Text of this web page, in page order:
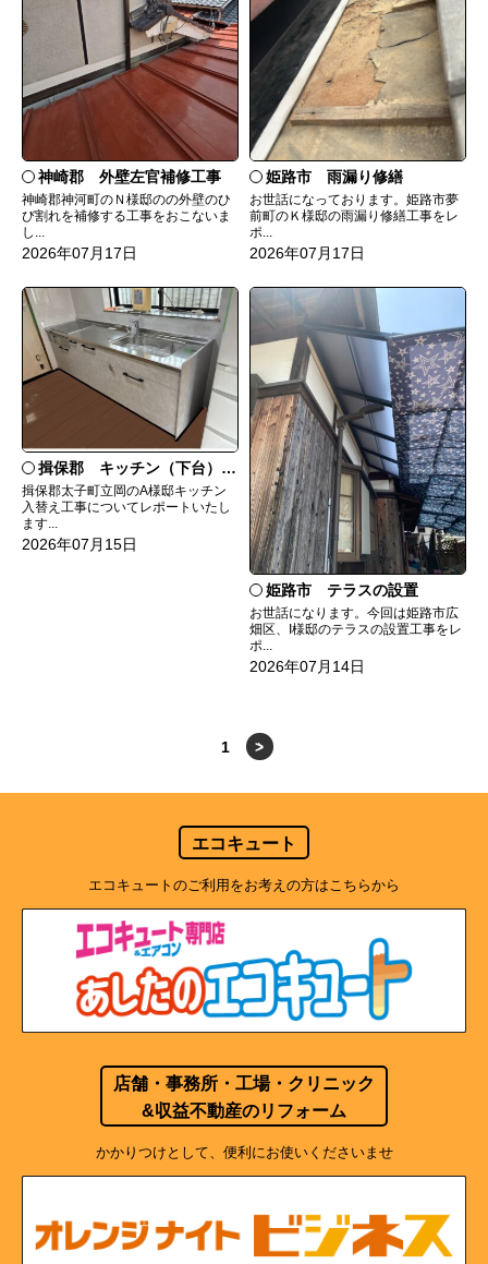
神崎郡 外壁左官補修工事
神崎郡神河町のＮ様邸のの外壁のひ
び割れを補修する工事をおこないま
し...
2026年07月17日
姫路市 雨漏り修繕
お世話になっております。姫路市夢
前町のＫ様邸の雨漏り修繕工事をレ
ポ...
2026年07月17日
揖保郡 キッチン（下台）交換
揖保郡太子町立岡のA様邸キッチン
入替え工事についてレポートいたし
ます...
2026年07月15日
姫路市 テラスの設置
お世話になります。今回は姫路市広
畑区、I様邸のテラスの設置工事をレ
ポ...
2026年07月14日
1 >
エコキュート
エコキュートのご利用をお考えの方はこちらから
店舗・事務所・工場・クリニック
&収益不動産のリフォーム
かかりつけとして、便利にお使いくださいませ